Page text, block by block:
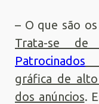
– O que são os
Trata-se
Patrocinados
gráfica de
dos anúncios.